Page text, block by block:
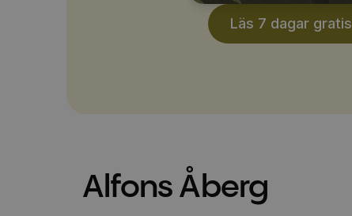
Läs 7 dagar gratis
Alfons Åberg